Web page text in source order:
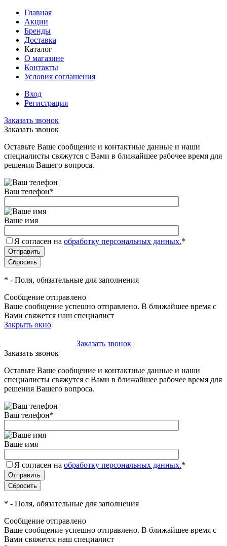
Главная
Акции
Бренды
Доставка
Каталог
О магазине
Контакты
Условия соглашения
Вход
Регистрация
Заказать звонок
Заказать звонок
Оставьте Ваше сообщение и контактные данные и наши
специалисты свяжутся с Вами в ближайшее рабочее время для
решения Вашего вопроса.
Ваш телефон*
Ваше имя
Я согласен на обработку персональных данных.*
* - Поля, обязательные для заполнения
Сообщение отправлено
Ваше сообщение успешно отправлено. В ближайшее время с
Вами свяжется наш специалист
Закрыть окно
Заказать звонок
Заказать звонок
Оставьте Ваше сообщение и контактные данные и наши
специалисты свяжутся с Вами в ближайшее рабочее время для
решения Вашего вопроса.
Ваш телефон*
Ваше имя
Я согласен на обработку персональных данных.*
* - Поля, обязательные для заполнения
Сообщение отправлено
Ваше сообщение успешно отправлено. В ближайшее время с
Вами свяжется наш специалист